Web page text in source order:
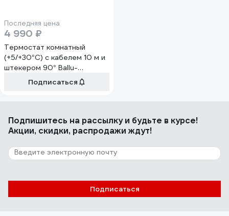
Последняя цена
4 990 ₽
Термостат комнатный
(+5/+30°С) с кабелем 10 м и
штекером 90° Ballu-
Biemmedue 02AC581
Подписаться
Подпишитесь на рассылкуи будьте в курсе!
Акции, скидки, распродажи ждут!
Подписаться